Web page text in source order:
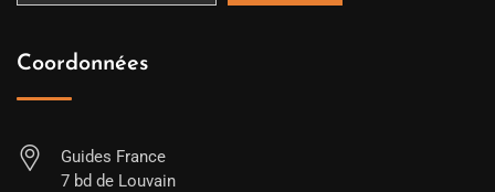
Coordonnées
Guides France
7 bd de Louvain